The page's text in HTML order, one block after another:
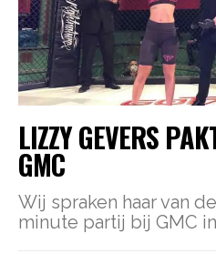
LIZZY GEVERS
GMC
Wij spraken haar van
minute partij bij GMC